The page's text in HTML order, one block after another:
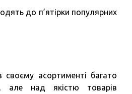
до п’ятірки популярних
асортименті багато
але над якістю товарів